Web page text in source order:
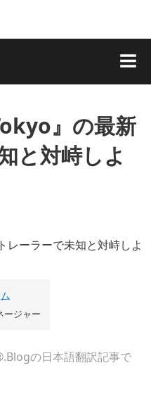
』の最新
と対峙しよ
ジャー
の日本語翻訳記事で